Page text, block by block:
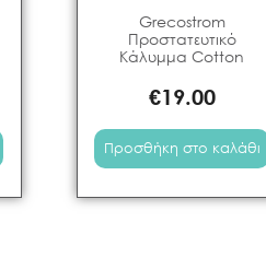
Grecostrom
Προστατευτικό
Κάλυμμα Cotton
€19.00
Προσθήκη στο καλάθι